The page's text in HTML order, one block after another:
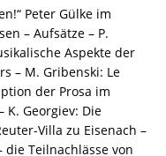
Peter Gülke im
– Aufsätze – P.
Aspekte der
– M. Gribenski: Le
der Prosa im
K. Georgiev: Die
Villa zu Eisenach –
die Teilnachlässe von